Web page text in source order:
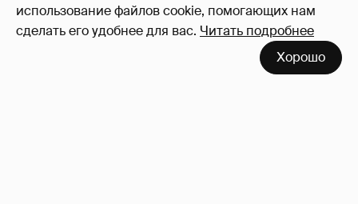
использование файлов cookie, помогающих нам
сделать его удобнее для вас. Читать подробнее
Хорошо